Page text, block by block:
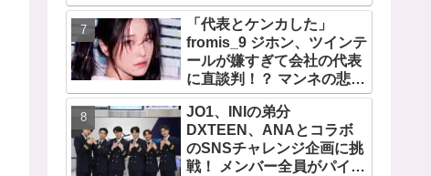
ロ・・ NiziUやKep1er、
ZEROBASEONEら人気グ
ループが続々と誕生！ JO1
やINI、ME:Iを生んだ日プま
で一挙紹介
「代表とケンカした」
fromis_9 ジホン、ツインテ
ールが嫌すぎて会社の代表
に直談判！？ マンネの悲し
い運命・・？ 衝撃のエピソ
ードに爆笑
JO1、INIの弟分
DXTEEN、ANAとコラボ
のSNSチャレンジ企画に挑
戦！ メンバー全員がパイロ